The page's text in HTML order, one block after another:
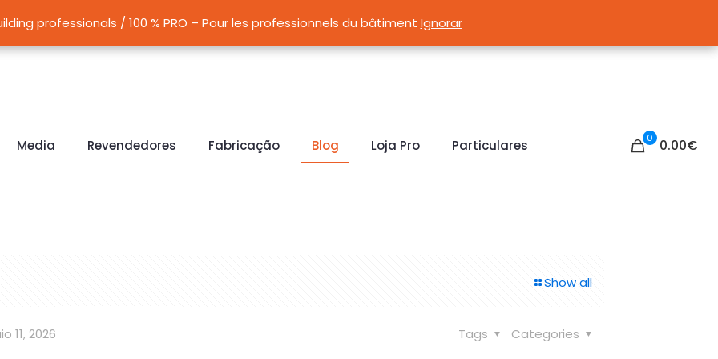
LC15, LC30 models designed for wall drying and rising damp.
Media Revendedores Fabricação Blog Loja Pro Particulares 0 0.00€
Show all
11, 2026 Categories
Tags
professionals / 100 % PRO – Pour les professionnels du bâtiment Ignorar
professionals / 100 % PRO – Pour les professionnels du bâtiment Ignorar